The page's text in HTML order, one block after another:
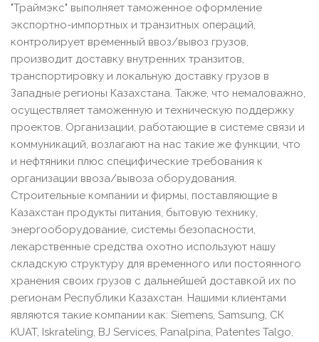
"Траймэкс" выполняет таможенное оформление
экспортно-импортных и транзитных операций,
контролирует временный ввоз/вывоз грузов,
производит доставку внутренних транзитов,
транспортировку и локальную доставку грузов в
Западные регионы Казахстана. Также, что немаловажно,
осуществляет таможенную и техническую поддержку
проектов. Организации, работающие в системе связи и
коммуникаций, возлагают на нас такие же функции, что
и нефтяники плюс специфические требования к
организации ввоза/вывоза оборудования.
Строительные компании и фирмы, поставляющие в
Казахстан продукты питания, бытовую технику,
энергооборудование, системы безопасности,
лекарственные средства охотно используют нашу
складскую структуру для временного или постоянного
хранения своих грузов с дальнейшей доставкой их по
регионам Республики Казахстан. Нашими клиентами
являются такие компании как: Siemens, Samsung, СК
KUAT, Iskrateling, BJ Services, Panalpina, Patentes Talgo,